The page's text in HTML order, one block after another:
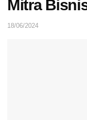
Mitra
18/06/2024